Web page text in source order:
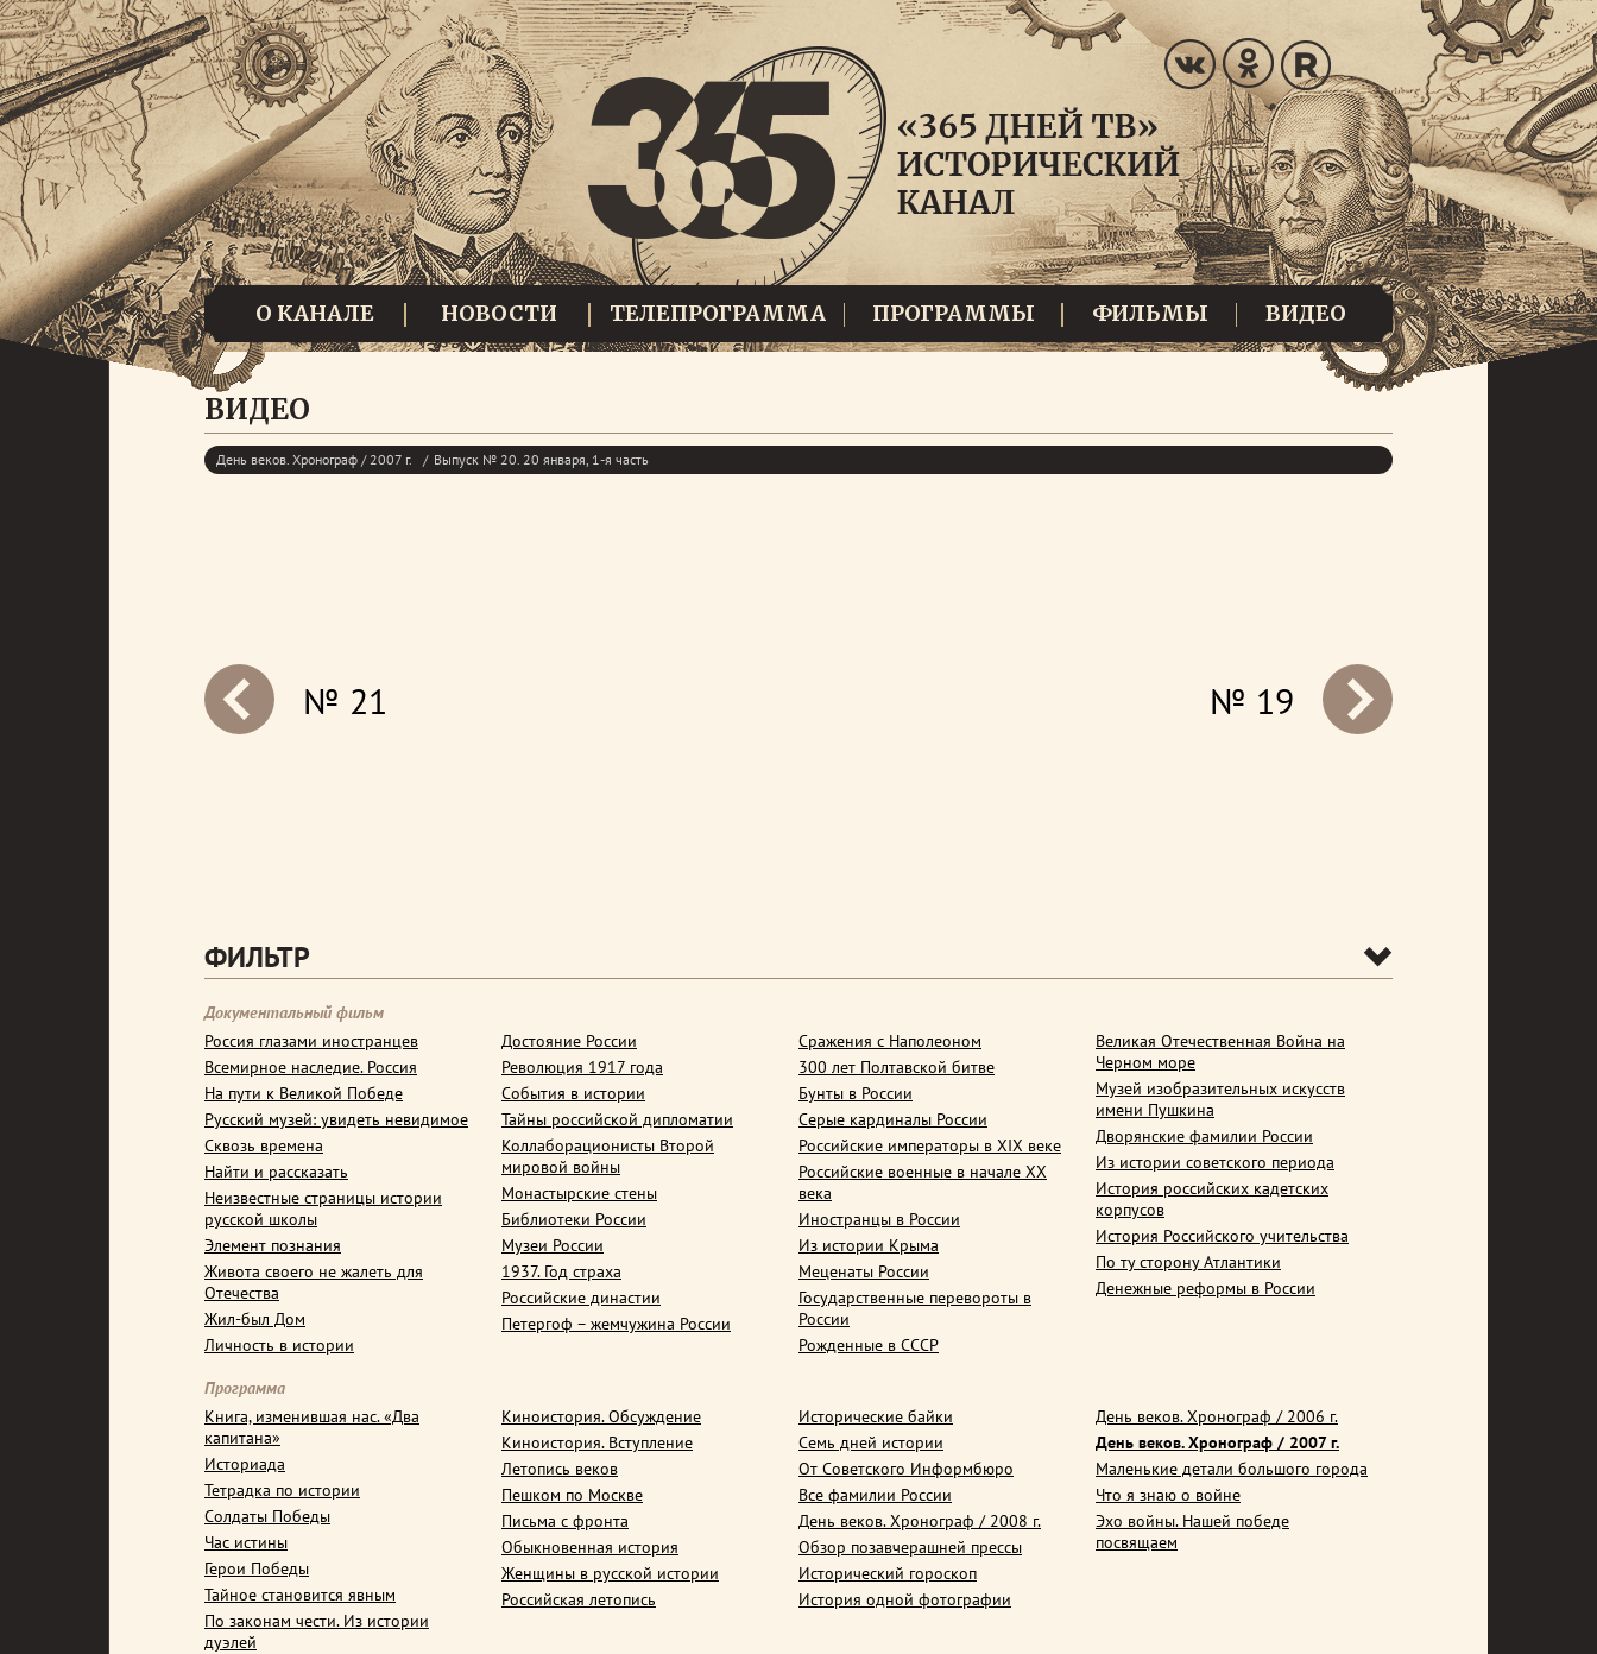
О КАНАЛЕ НОВОСТИ ТЕЛЕПРОГРАММА ПРОГРАММЫ ФИЛЬМЫ ВИДЕО
ВИДЕО
День веков. Хронограф / 2007 г. Выпуск № 20. 20 января, 1-я часть
prev
№ 19
№ 21
ФИЛЬТР
Документальный фильм
Россия глазами иностранцев
Всемирное наследие. Россия
На пути к Великой Победе
Русский музей: увидеть невидимое
Сквозь времена
Найти и рассказать
Неизвестные страницы истории
русской школы
Элемент познания
Живота своего не жалеть для
Отечества
Жил-был Дом
Личность в истории
Достояние России
Революция 1917 года
События в истории
Тайны российской дипломатии
Коллаборационисты Второй
мировой войны
Монастырские стены
Библиотеки России
Музеи России
1937. Год страха
Российские династии
Петергоф – жемчужина России
Сражения с Наполеоном
300 лет Полтавской битве
Бунты в России
Серые кардиналы России
Российские императоры в XIX веке
Российские военные в начале ХХ
века
Иностранцы в России
Из истории Крыма
Меценаты России
Государственные перевороты в
России
Рожденные в СССР
Великая Отечественная Война на
Черном море
Музей изобразительных искусств
имени Пушкина
Дворянские фамилии России
Из истории советского периода
История российских кадетских
корпусов
История Российского учительства
По ту сторону Атлантики
Денежные реформы в России
Программа
Книга, изменившая нас. «Два
капитана»
Историада
Тетрадка по истории
Солдаты Победы
Час истины
Герои Победы
Тайное становится явным
По законам чести. Из истории
дуэлей
Киноистория. Обсуждение
Киноистория. Вступление
Летопись веков
Пешком по Москве
Письма с фронта
Обыкновенная история
Женщины в русской истории
Российская летопись
Исторические байки
Семь дней истории
От Советского Информбюро
Все фамилии России
День веков. Хронограф / 2008 г.
Обзор позавчерашней прессы
Исторический гороскоп
История одной фотографии
День веков. Хронограф / 2006 г.
День веков. Хронограф / 2007 г.
Маленькие детали большого города
Что я знаю о войне
Эхо войны. Нашей победе
посвящаем